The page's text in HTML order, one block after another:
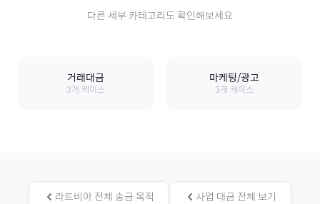
다른 세부 카테고리도 확인해보세요
거래대금
3개 케이스
마케팅/광고
3개 케이스
라트비아 전체 송금 목적 사업 대금 전체 보기